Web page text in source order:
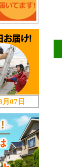
月07日